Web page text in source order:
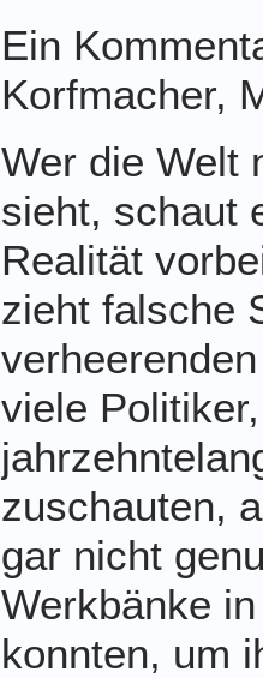
Ein
Korfmacher,
Wer die Welt
sieht, schaut
Realität
zieht falsche
viele
zuschauten,
gar nicht
Werkbänke
konnten, um